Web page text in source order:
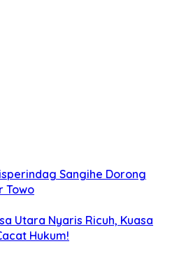
Sangihe Dorong
Towo
Utara Nyaris Ricuh, Kuasa
Hukum!